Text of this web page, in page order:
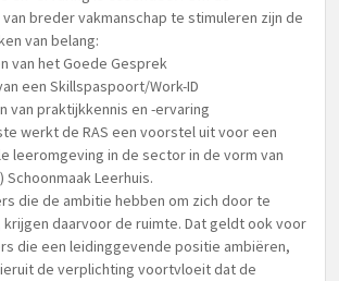
breder vakmanschap te stimuleren zijn de
van belang:
van het Goede Gesprek
een Skillspaspoort/Work-ID
van praktijkkennis en -ervaring
werkt de RAS een voorstel uit voor een
leeromgeving in de sector in de vorm van
Schoonmaak Leerhuis.
die de ambitie hebben om zich door te
daarvoor de ruimte. Dat geldt ook voor
die een leidinggevende positie ambiëren,
de verplichting voortvloeit dat de